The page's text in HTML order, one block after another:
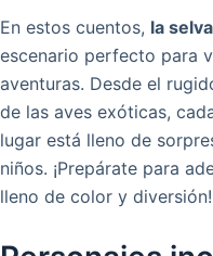
En estos cuentos, la selva
escenario perfecto para
aventuras. Desde el
de las aves exóticas,
lugar está lleno de
niños. ¡Prepárate para
lleno de color y diversión!